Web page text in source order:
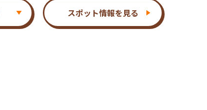
スポット情報を見る